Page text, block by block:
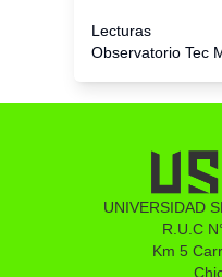
Lecturas
Observatorio Tec
UNIVERSIDAD
R.U.C
Km 5